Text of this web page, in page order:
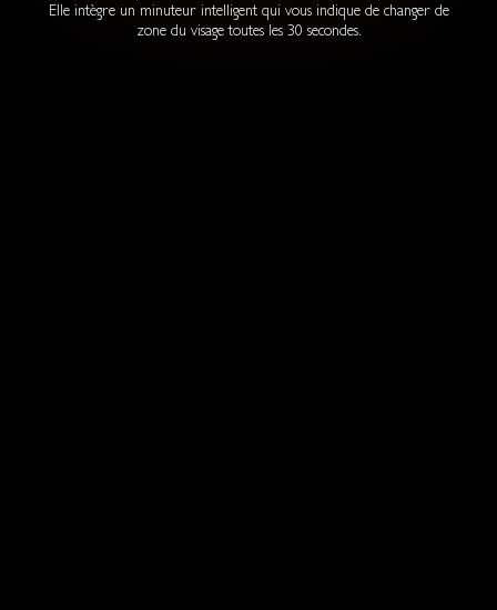
Elle intègre un minuteur intelligent qui vous indique de changer de
zone du visage toutes les 30 secondes.